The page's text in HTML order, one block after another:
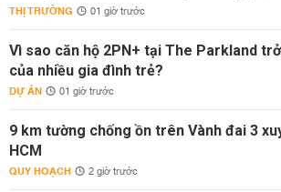
THỊ TRƯỜNG 01 giờ trước
Vì sao căn hộ 2PN+ tại The Parkland
của nhiều gia đình trẻ?
DỰ ÁN 01 giờ trước
9 km tường chống ồn trên Vành đai 3
HCM
QUY HOẠCH 2 giờ trước